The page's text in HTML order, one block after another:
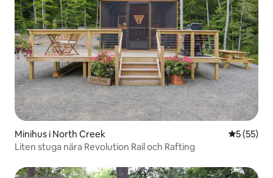
Minihus i North Creek 5 av 5 i
5 (55)
Liten stuga nära Revolution Rail och Rafting